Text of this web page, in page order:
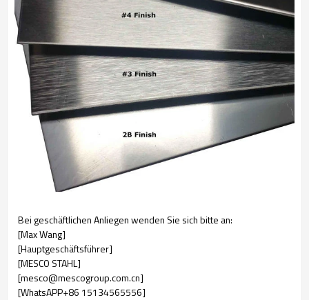
Bei geschäftlichen Anliegen wenden Sie sich bitte an:
[Max Wang]
[Hauptgeschäftsführer]
[MESCO STAHL]
[mesco@mescogroup.com.cn]
[WhatsAPP+86 15134565556]